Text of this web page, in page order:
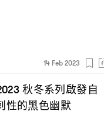
14 Feb 2023
秋冬系列啟發自
性的黑色幽默